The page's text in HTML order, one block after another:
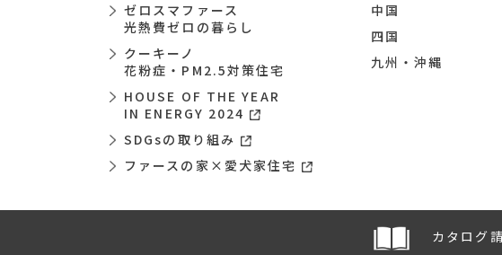
ゼロスマファース
光熱費ゼロの暮らし
クーキーノ
花粉症・PM2.5対策住宅
HOUSE OF THE YEAR
IN ENERGY 2024
SDGsの取り組み
ファースの家×愛犬家住宅
中国
四国
九州・沖縄
カタログ